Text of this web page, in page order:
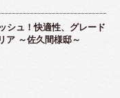
シュ！快適性、グレード
ア ～佐久間様邸～